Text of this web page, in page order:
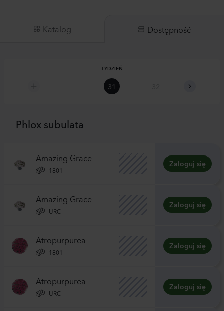
Katalog Dostępność
TYDZIEŃ
31
Phlox subulata
Amazing Grace
1801
Zaloguj się
Amazing Grace
URC
Zaloguj się
Atropurpurea
1801
Zaloguj się
Atropurpurea
URC
Zaloguj się